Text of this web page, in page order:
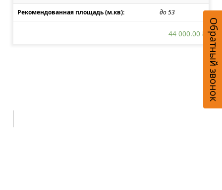
Рекомендованная площадь (м.кв): до 53
44 000.00 ₽ Обратный звонок